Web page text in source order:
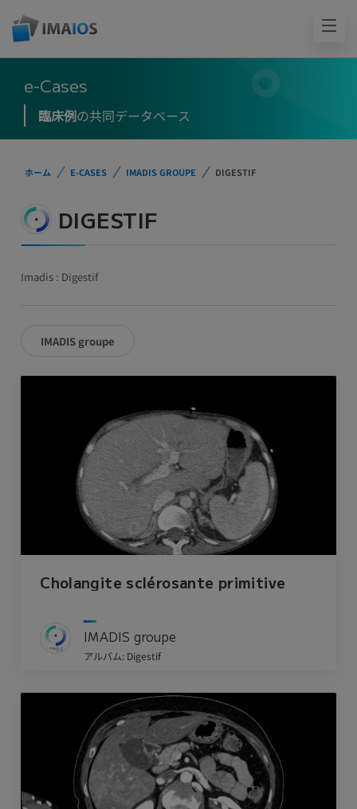
e-Cases
臨床例の共同データベース
ホーム E-CASES IMADIS GROUPE DIGESTIF
DIGESTIF
Imadis : Digestif
IMADIS groupe
Cholangite sclérosante primitive
IMADIS groupe
アルバム: Digestif